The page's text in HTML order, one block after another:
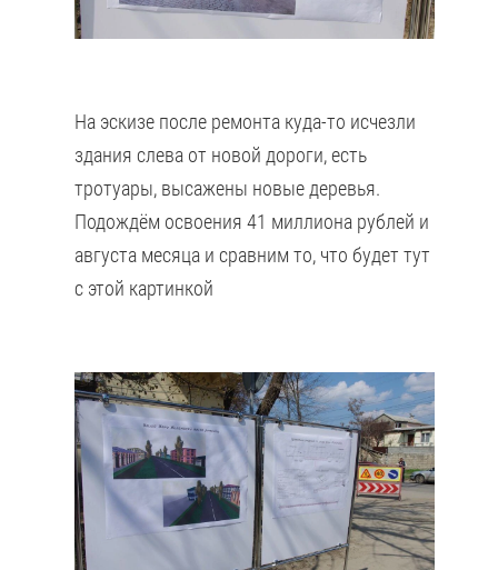
На эскизе после ремонта куда-то исчезли
здания слева от новой дороги, есть
тротуары, высажены новые деревья.
Подождём освоения 41 миллиона рублей и
августа месяца и сравним то, что будет тут
с этой картинкой